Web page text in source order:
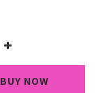
BUY NOW